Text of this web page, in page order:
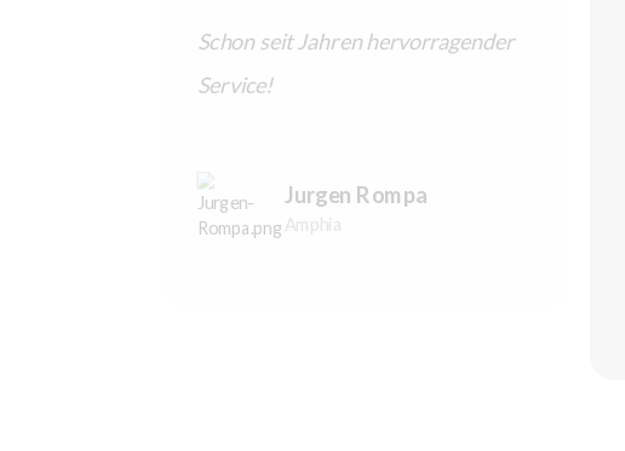
Schon seit Jahren hervorragender
Service!
Jurgen Rompa
Amphia